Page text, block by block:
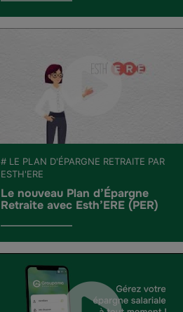
# LE PLAN D'ÉPARGNE RETRAITE PAR
ESTH'ERE
Le nouveau Plan d’Épargne
Retraite avec Esth’ERE (PER)